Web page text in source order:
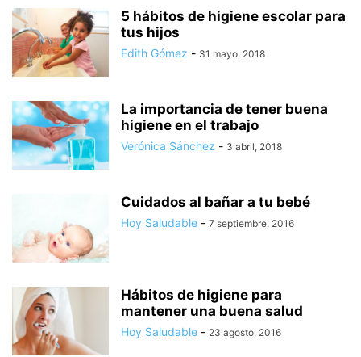
5 hábitos de higiene escolar para
tus hijos
Edith Gómez - 31 mayo, 2018
La importancia de tener buena
higiene en el trabajo
Verónica Sánchez - 3 abril, 2018
Cuidados al bañar a tu bebé
Hoy Saludable - 7 septiembre, 2016
Hábitos de higiene para
mantener una buena salud
Hoy Saludable - 23 agosto, 2016